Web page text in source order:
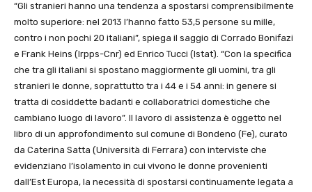
“Gli stranieri hanno una tendenza a spostarsi comprensibilmente
molto superiore: nel 2013 l’hanno fatto 53,5 persone su mille,
contro i non pochi 20 italiani”, spiega il saggio di Corrado Bonifazi
e Frank Heins (Irpps-Cnr) ed Enrico Tucci (Istat). “Con la specifica
che tra gli italiani si spostano maggiormente gli uomini, tra gli
stranieri le donne, soprattutto tra i 44 e i 54 anni: in genere si
tratta di cosiddette badanti e collaboratrici domestiche che
cambiano luogo di lavoro”. Il lavoro di assistenza è oggetto nel
libro di un approfondimento sul comune di Bondeno (Fe), curato
da Caterina Satta (Università di Ferrara) con interviste che
evidenziano l’isolamento in cui vivono le donne provenienti
dall’Est Europa, la necessità di spostarsi continuamente legata a